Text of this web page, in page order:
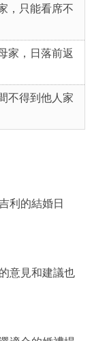
，只能看席不
家，日落前返
不得到他人家
利的結婚日
意見和建議也